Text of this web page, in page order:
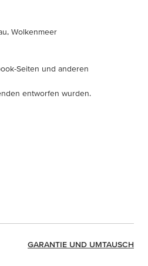
Wolkenmeer
Seiten und anderen
entworfen wurden.
GARANTIE UND UMTAUSCH